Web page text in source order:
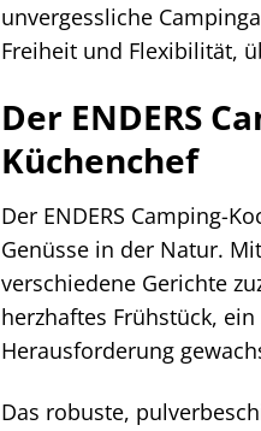
unvergessliche
Freiheit und Flexibilität,
Der ENDERS
Küchenchef
Der ENDERS Camping-
Genüsse in der Natur.
verschiedene Gerichte
herzhaftes Frühstück,
Herausforderung
Das robuste,